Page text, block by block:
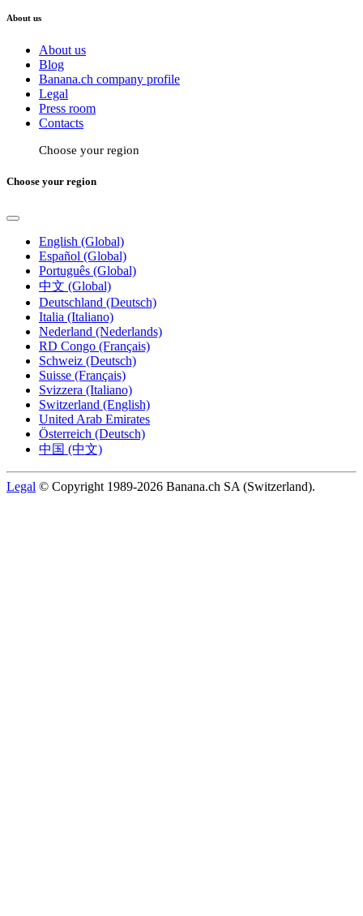
About us
About us
Blog
Banana.ch company profile
Legal
Press room
Contacts
Choose your region
Choose your region
English (Global)
Español (Global)
Português (Global)
中文 (Global)
Deutschland (Deutsch)
Italia (Italiano)
Nederland (Nederlands)
RD Congo (Français)
Schweiz (Deutsch)
Suisse (Français)
Svizzera (Italiano)
Switzerland (English)
United Arab Emirates
Österreich (Deutsch)
中国 (中文)
Legal © Copyright 1989-2026 Banana.ch SA (Switzerland).